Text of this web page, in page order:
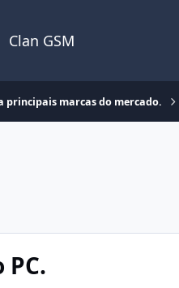
Clan GSM
principais marcas do mercado.